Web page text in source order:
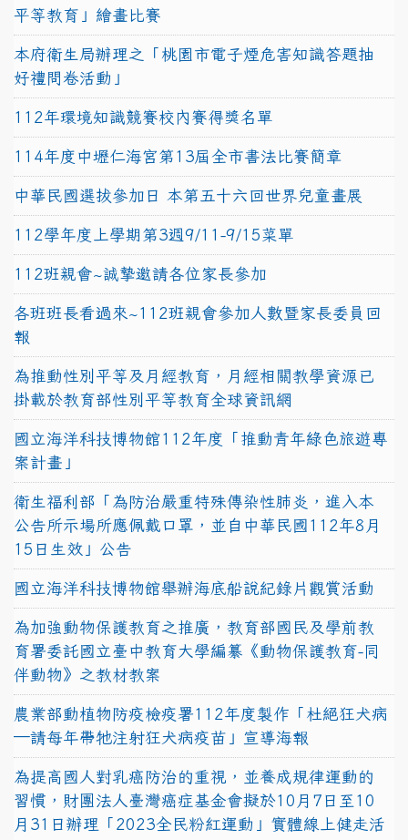
平等教育」繪畫比賽
本府衛生局辦理之「桃園市電子煙危害知識答題抽
好禮問卷活動」
112年環境知識競賽校內賽得獎名單
114年度中壢仁海宮第13屆全市書法比賽簡章
中華民國選拔參加日 本第五十六回世界兒童畫展
112學年度上學期第3週9/11-9/15菜單
112班親會~誠摯邀請各位家長參加
各班班長看過來~112班親會參加人數暨家長委員回
報
為推動性別平等及月經教育，月經相關教學資源已
掛載於教育部性別平等教育全球資訊網
國立海洋科技博物館112年度「推動青年綠色旅遊專
案計畫」
衛生福利部「為防治嚴重特殊傳染性肺炎，進入本
公告所示場所應佩戴口罩，並自中華民國112年8月
15日生效」公告
國立海洋科技博物館舉辦海底船說紀錄片觀賞活動
為加強動物保護教育之推廣，教育部國民及學前教
育署委託國立臺中教育大學編纂《動物保護教育-同
伴動物》之教材教案
農業部動植物防疫檢疫署112年度製作「杜絕狂犬病
—請每年帶牠注射狂犬病疫苗」宣導海報
為提高國人對乳癌防治的重視，並養成規律運動的
習慣，財團法人臺灣癌症基金會擬於10月7日至10
月31日辦理「2023全民粉紅運動」實體線上健走活